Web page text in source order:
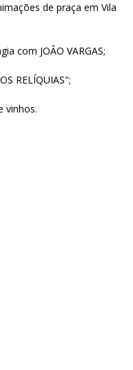
de praça em Vila
com JOÃO VARGAS;
RELÍQUIAS";
vinhos.